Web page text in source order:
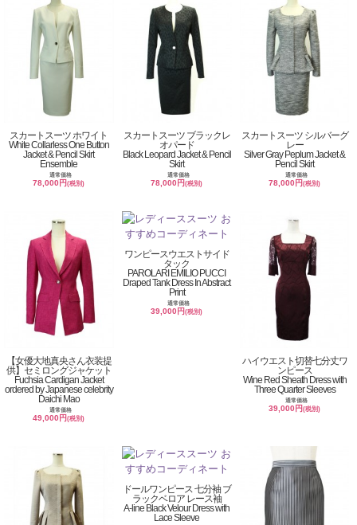
スカートスーツ ホワイト
White Collarless One Button
Jacket & Pencil Skirt
Ensemble
通常価格
78,000円(税別)
スカートスーツ ブラックレ
オパード
Black Leopard Jacket & Pencil
Skirt
通常価格
78,000円(税別)
スカートスーツ シルバーグ
レー
Silver Gray Peplum Jacket &
Pencil Skirt
通常価格
78,000円(税別)
【女優大地真央さん衣装提
供】セミロングジャケット
Fuchsia Cardigan Jacket
ordered by Japanese celebrity
Daichi Mao
通常価格
49,000円(税別)
ワンピースウエストサイド
タック
PAROLARI EMILIO PUCCI
Draped Tank Dress In Abstract
Print
通常価格
39,000円(税別)
ハイウエスト切替七分丈ワ
ンピース
Wine Red Sheath Dress with
Three Quarter Sleeves
通常価格
39,000円(税別)
ドールワンピース 七分袖 ブ
ラックベロア レース袖
A-line Black Velour Dress with
Lace Sleeve